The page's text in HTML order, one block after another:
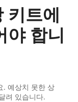
트에
야 합니
. 예상치 못한 상
려 있습니다.